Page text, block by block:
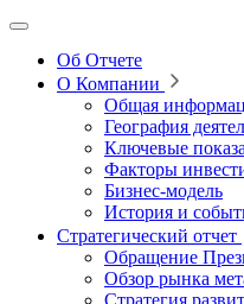
Об Отчете
О Компании
Общая
География
Ключевые
Факторы
Бизнес-модель
История и
Стратегический отчет
Обращение
Обзор рынка
Стратегия